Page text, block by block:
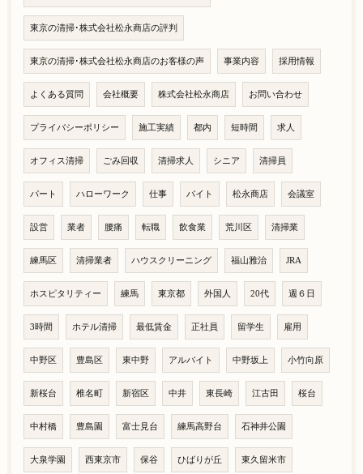
東京の清掃･株式会社松永商店の評判
東京の清掃･株式会社松永商店のお客様の声 事業内容 採用情報
よくある質問 会社概要 株式会社松永商店 お問い合わせ
プライバシーポリシー 施工実績 都内 短時間 求人
オフィス清掃 ごみ回収 清掃求人 シニア 清掃員
パート ハローワーク 仕事 バイト 松永商店 会議室
設営 業者 腰痛 転職 飲食業 荒川区 清掃業
練馬区 清掃業者 ハウスクリーニング 福山雅治 JRA
ホスピタリティー 練馬 東京都 外国人 20代 週６日
3時間 ホテル清掃 最低賃金 正社員 留学生 雇用
中野区 豊島区 東中野 アルバイト 中野坂上 小竹向原
新桜台 椎名町 新宿区 中井 東長崎 江古田 桜台
中村橋 豊島園 富士見台 練馬高野台 石神井公園
大泉学園 西東京市 保谷 ひばりが丘 東久留米市